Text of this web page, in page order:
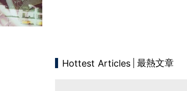
Hottest Articles 最熱文章